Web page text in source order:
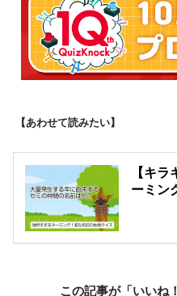
【あわせて読みたい】
【キ
ーミン
この記事が「いいね